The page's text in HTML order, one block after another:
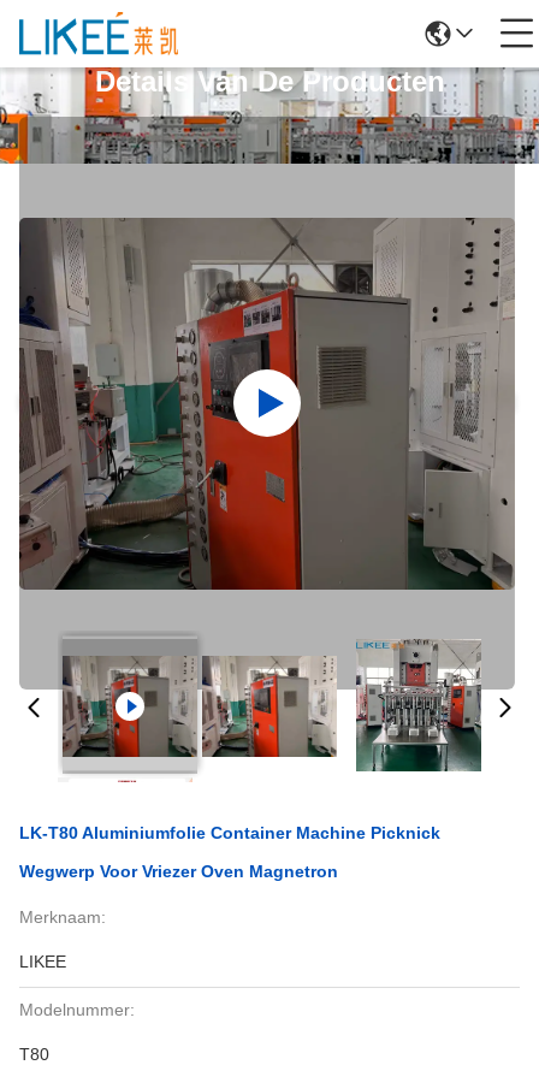
Details Van De Producten
LK-T80 Aluminiumfolie Container Machine Picknick
Wegwerp Voor Vriezer Oven Magnetron
Merknaam:
LIKEE
Modelnummer:
T80